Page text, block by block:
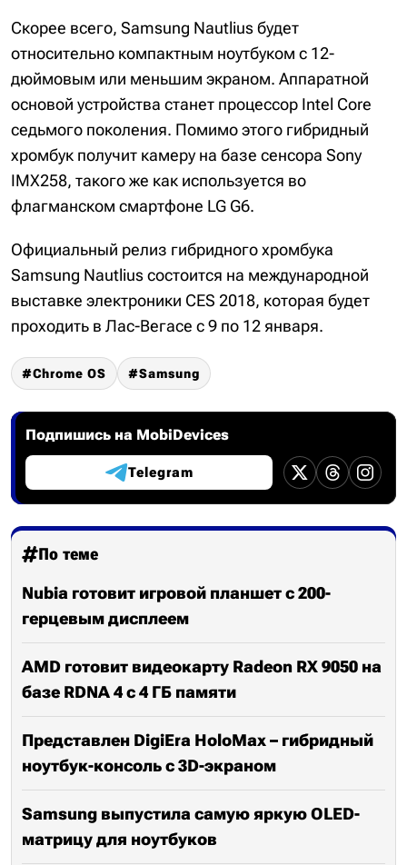
Скорее всего, Samsung Nautlius будет
относительно компактным ноутбуком с 12-
дюймовым или меньшим экраном. Аппаратной
основой устройства станет процессор Intel Core
седьмого поколения. Помимо этого гибридный
хромбук получит камеру на базе сенсора Sony
IMX258, такого же как используется во
флагманском смартфоне LG G6.
Официальный релиз гибридного хромбука
Samsung Nautlius состоится на международной
выставке электроники CES 2018, которая будет
проходить в Лас-Вегасе с 9 по 12 января.
Chrome OS Samsung
Подпишись на MobiDevices
Telegram
По теме
Nubia готовит игровой планшет с 200-
герцевым дисплеем
AMD готовит видеокарту Radeon RX 9050 на
базе RDNA 4 с 4 ГБ памяти
Представлен DigiEra HoloMax – гибридный
ноутбук-консоль с 3D-экраном
Samsung выпустила самую яркую OLED-
матрицу для ноутбуков